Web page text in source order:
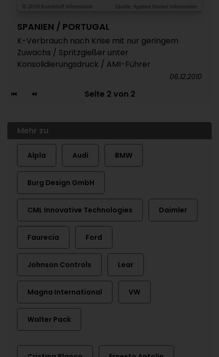
SPANIEN / PORTUGAL
K-Verbrauch nach Krise mit nur geringem
Zuwachs / Spritzgießer unter
Konsolidierungsdruck / AMI-Führer
06.12.2010
Seite 2 von 2
Mehr zu
Alpla Audi BMW
Burg Design GmbH
CML Innovative Technologies Daimler
Faurecia Ford
Johnson Controls Lear
Magna International VW
Walter Pack